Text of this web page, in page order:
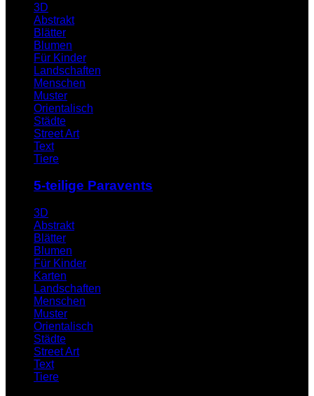
3D
Abstrakt
Blätter
Blumen
Für Kinder
Landschaften
Menschen
Muster
Orientalisch
Städte
Street Art
Text
Tiere
5-teilige Paravents
3D
Abstrakt
Blätter
Blumen
Für Kinder
Karten
Landschaften
Menschen
Muster
Orientalisch
Städte
Street Art
Text
Tiere